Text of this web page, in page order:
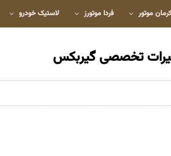
موتور فردا موتورز لاستیک خودرو
تخصصی گیربکس